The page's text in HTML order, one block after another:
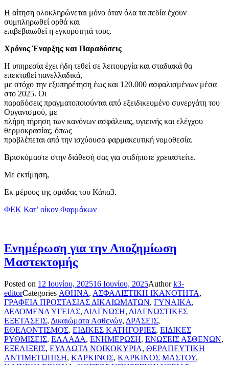
Η αίτηση ολοκληρώνεται μόνο όταν όλα τα πεδία έχουν
συμπληρωθεί ορθά και
επιβεβαιωθεί η εγκυρότητά τους.
Χρόνος Έναρξης και Παραδόσεις
Η υπηρεσία έχει ήδη τεθεί σε λειτουργία και σταδιακά θα
επεκταθεί πανελλαδικά,
με στόχο την εξυπηρέτηση έως και 120.000 ασφαλισμένων μέσα
στο 2025. Οι
παραδόσεις πραγματοποιούνται από εξειδικευμένο συνεργάτη του
Οργανισμού, με
πλήρη τήρηση των κανόνων ασφάλειας, υγιεινής και ελέγχου
θερμοκρασίας, όπως
προβλέπεται από την ισχύουσα φαρμακευτική νομοθεσία.
Βρισκόμαστε στην διάθεσή σας για οτιδήποτε χρειαστείτε.
Με εκτίμηση,
Εκ μέρους της ομάδας του Κάπα3.
ΦΕΚ Κατ’ οίκον Φαρμάκων
Ενημέρωση για την Αποζημίωση
Μαστεκτομής
Posted on 12 Ιουνίου, 202516 Ιουνίου, 2025Authork3-
editorCategories ΑΘΗΝΑ, ΑΣΦΑΛΙΣΤΙΚΗ ΙΚΑΝΟΤΗΤΑ,
ΓΡΑΦΕΙΑ ΠΡΟΣΤΑΣΙΑΣ ΔΙΚΑΙΩΜΑΤΩΝ, ΓΥΝΑΙΚΑ,
ΔΕΔΟΜΕΝΑ ΥΓΕΙΑΣ, ΔΙΑΓΝΩΣΗ, ΔΙΑΓΝΩΣΤΙΚΕΣ
ΕΞΕΤΑΣΕΙΣ, Δικαιώματα Ασθενών, ΔΡΑΣΕΙΣ,
ΕΘΕΛΟΝΤΙΣΜΟΣ, ΕΙΔΙΚΕΣ ΚΑΤΗΓΟΡΙΕΣ, ΕΙΔΙΚΕΣ
ΡΥΘΜΙΣΕΙΣ, ΕΛΛΑΔΑ, ΕΝΗΜΕΡΩΣΗ, ΕΝΩΣΕΙΣ ΑΣΘΕΝΩΝ,
ΕΞΕΛΙΞΕΙΣ, ΕΥΑΛΩΤΑ ΝΟΙΚΟΚΥΡΙΑ, ΘΕΡΑΠΕΥΤΙΚΗ
ΑΝΤΙΜΕΤΩΠΙΣΗ, ΚΑΡΚΙΝΟΣ, ΚΑΡΚΙΝΟΣ ΜΑΣΤΟΥ,